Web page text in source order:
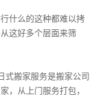
什么的这种都难以拷
这好多个层面来筛
搬家服务是搬家公司
，从上门服务打包，